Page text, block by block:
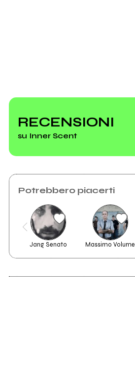
inner scent
RECENSIONI
su Inner Scent
Potrebbero piacerti
Jang Senato Massimo Volume